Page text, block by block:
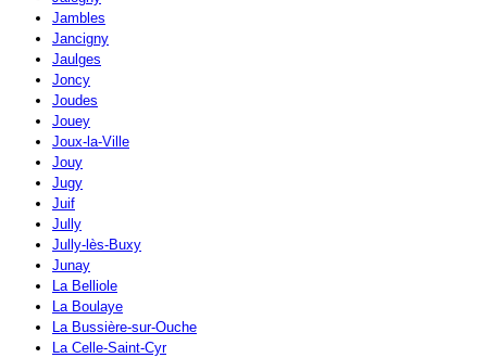
Jambles
Jancigny
Jaulges
Joncy
Joudes
Jouey
Joux-la-Ville
Jouy
Jugy
Juif
Jully
Jully-lès-Buxy
Junay
La Belliole
La Boulaye
La Bussière-sur-Ouche
La Celle-Saint-Cyr